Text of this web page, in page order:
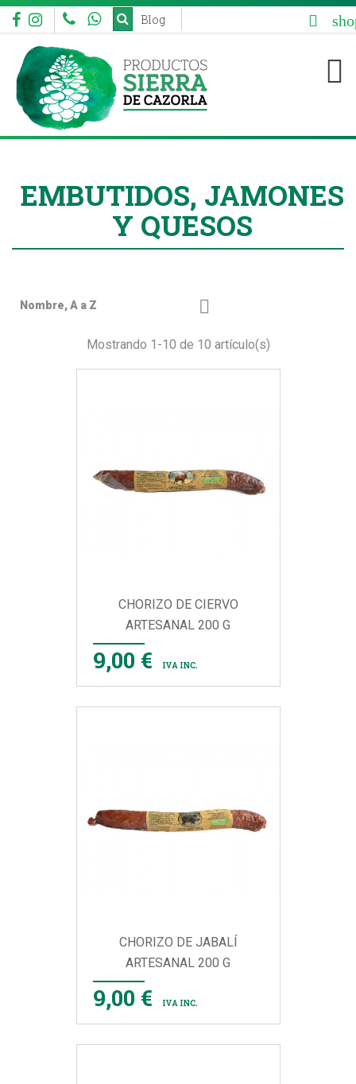


Blog
EMBUTIDOS, JAMONES
Y QUESOS
Nombre, A a Z 
Mostrando 1-10 de 10 artículo(s)
CHORIZO DE CIERVO
ARTESANAL 200 G
9,00 € IVA INC.
CHORIZO DE JABALÍ
ARTESANAL 200 G
9,00 € IVA INC.